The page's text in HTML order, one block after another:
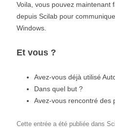
Voila, vous pouvez maintenant
depuis Scilab pour
Windows.
Et vous ?
Avez-vous déjà utilisé
Dans quel but ?
Avez-vous rencontré des
Cette entrée a été publiée dans